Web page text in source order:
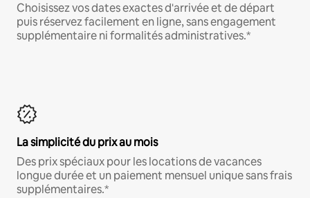
Choisissez vos dates exactes d'arrivée et de départ
puis réservez facilement en ligne, sans engagement
supplémentaire ni formalités administratives.*
La simplicité du prix au mois
Des prix spéciaux pour les locations de vacances
longue durée et un paiement mensuel unique sans frais
supplémentaires.*